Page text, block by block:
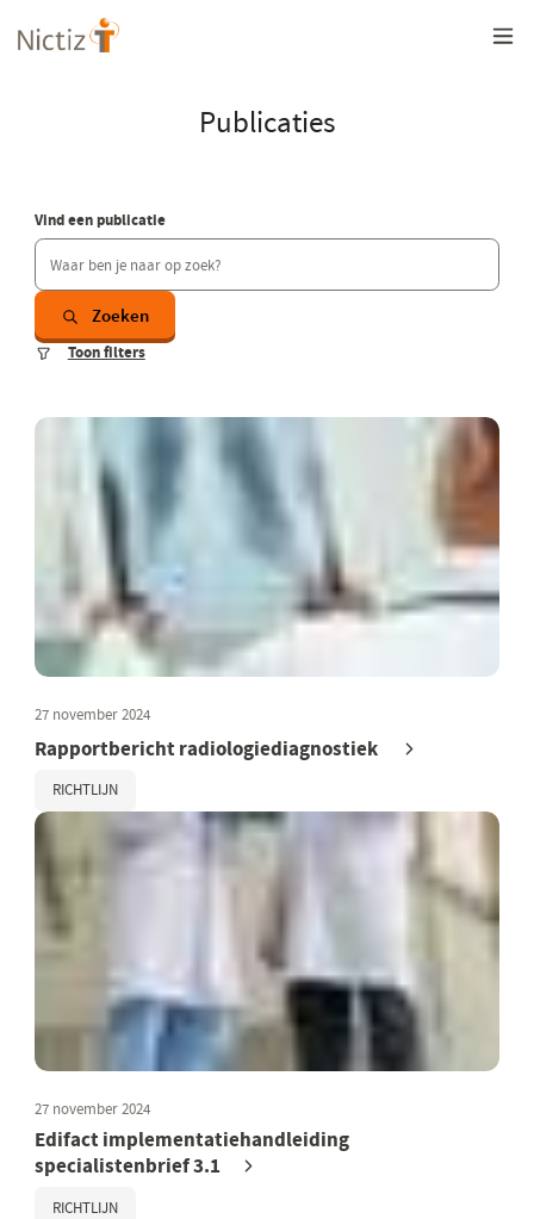
Overslaan
en
Publicaties
Vind een publicatie
Zoeken
Toon filters
27 november 2024
Rapportbericht radiologiediagnostiek
RICHTLIJN
27 november 2024
Edifact implementatiehandleiding
specialistenbrief 3.1
RICHTLIJN